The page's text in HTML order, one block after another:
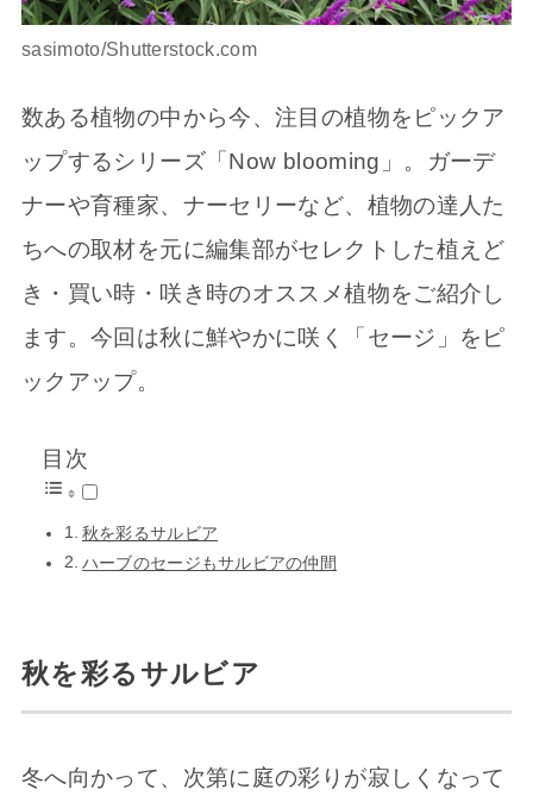
sasimoto/Shutterstock.com
数ある植物の中から今、注目の植物をピックア
ップするシリーズ「Now blooming」。ガーデ
ナーや育種家、ナーセリーなど、植物の達人た
ちへの取材を元に編集部がセレクトした植えど
き・買い時・咲き時のオススメ植物をご紹介し
ます。今回は秋に鮮やかに咲く「セージ」をピ
ックアップ。
目次
秋を彩るサルビア
ハーブのセージもサルビアの仲間
秋を彩るサルビア
冬へ向かって、次第に庭の彩りが寂しくなって